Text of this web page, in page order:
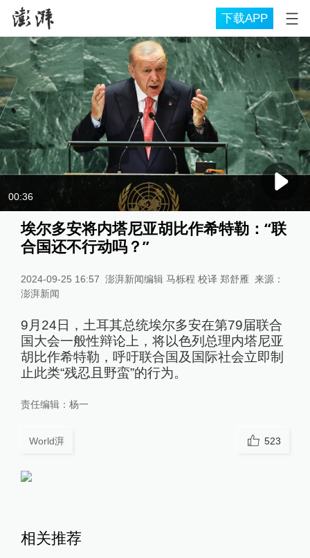
下载APP
00:36
埃尔多安将内塔尼亚胡比作希特勒：“联
合国还不行动吗？”
2024-09-25 16:57 澎湃新闻编辑 马栎程 校译 郑舒雁 来源：
澎湃新闻
9月24日，土耳其总统埃尔多安在第79届联合
国大会一般性辩论上，将以色列总理内塔尼亚
胡比作希特勒，呼吁联合国及国际社会立即制
止此类“残忍且野蛮”的行为。
责任编辑： 杨一
World湃 523
相关推荐